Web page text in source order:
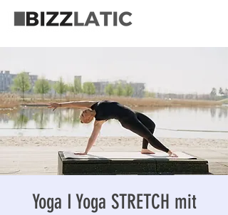
Yoga I Yoga STRETCH mit